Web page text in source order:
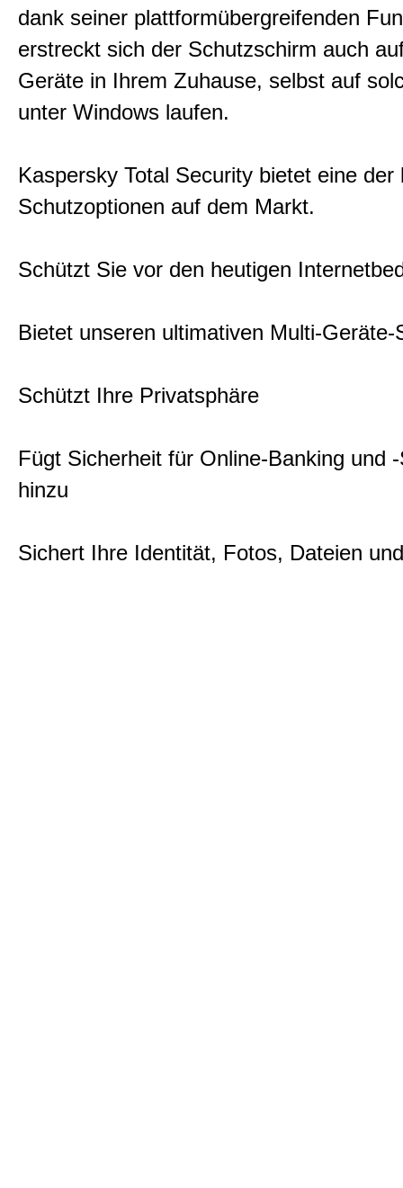
dank seiner plattformübergreifenden
erstreckt sich der Schutzschirm auch
Geräte in Ihrem Zuhause, selbst auf
unter Windows laufen.
Kaspersky Total Security bietet eine der
Schutzoptionen auf dem Markt.
Schützt Sie vor den heutigen
Bietet unseren ultimativen Multi-Geräte-
Schützt Ihre Privatsphäre
Fügt Sicherheit für Online-Banking und
hinzu
Sichert Ihre Identität, Fotos, Dateien